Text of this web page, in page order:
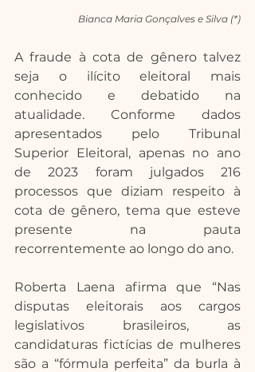
Bianca Maria Gonçalves e Silva (*)
A fraude à cota de gênero talvez
seja o ilícito eleitoral mais
conhecido e debatido na
atualidade. Conforme dados
apresentados pelo Tribunal
Superior Eleitoral, apenas no ano
de 2023 foram julgados 216
processos que diziam respeito à
cota de gênero, tema que esteve
presente na pauta
recorrentemente ao longo do ano.
Roberta Laena afirma que “Nas
disputas eleitorais aos cargos
legislativos brasileiros, as
candidaturas fictícias de mulheres
são a “fórmula perfeita” da burla à